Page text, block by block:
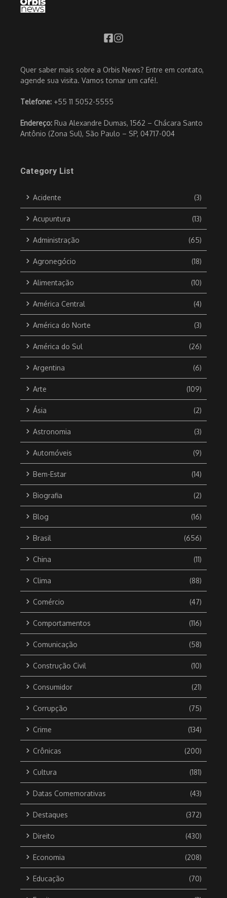
Quer saber mais sobre a Orbis News? Entre em contato,
agende sua visita. Vamos tomar um café!.
Telefone: +55 11 5052-5555
Endereço: Rua Alexandre Dumas, 1562 – Chácara Santo
Antônio (Zona Sul), São Paulo – SP, 04717-004
Category List
Acidente (3)
Acupuntura (13)
Administração (65)
Agronegócio (18)
Alimentação (10)
América Central (4)
América do Norte (3)
América do Sul (26)
Argentina (6)
Arte (109)
Ásia (2)
Astronomia (3)
Automóveis (9)
Bem-Estar (14)
Biografia (2)
Blog (16)
Brasil (656)
China (11)
Clima (88)
Comércio (47)
Comportamentos (116)
Comunicação (58)
Construção Civil (10)
Consumidor (21)
Corrupção (75)
Crime (134)
Crônicas (200)
Cultura (181)
Datas Comemorativas (43)
Destaques (372)
Direito (430)
Economia (208)
Educação (70)